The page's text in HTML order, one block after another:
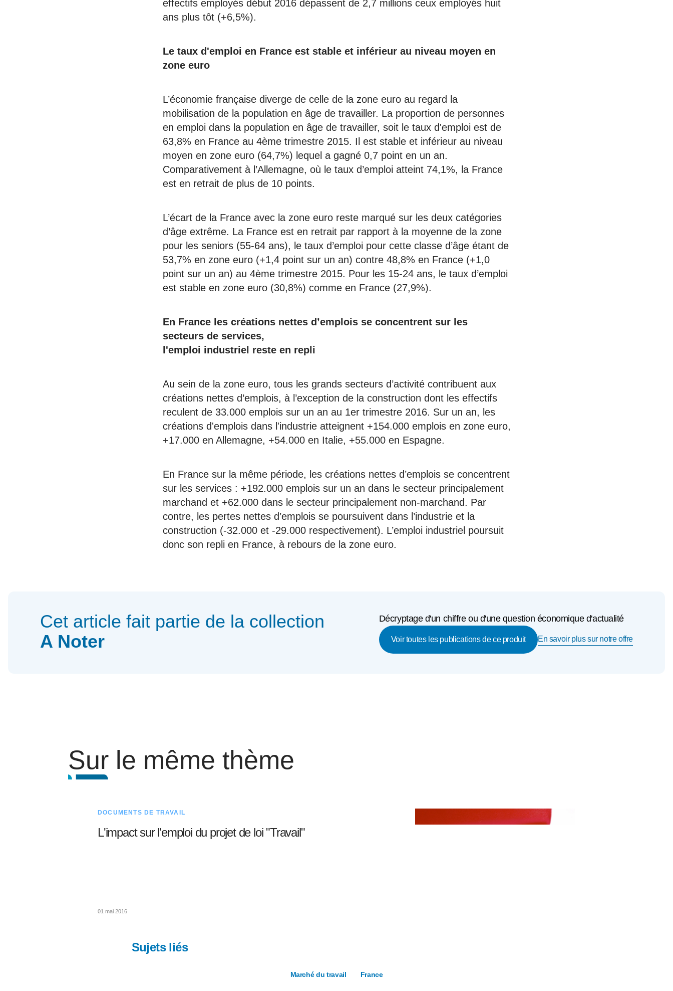
effectifs employés début 2016 dépassent de 2,7 millions ceux employés huit
ans plus tôt (+6,5%).
Le taux d'emploi en France est stable et inférieur au niveau moyen en
zone euro
L’économie française diverge de celle de la zone euro au regard la
mobilisation de la population en âge de travailler. La proportion de personnes
en emploi dans la population en âge de travailler, soit le taux d'emploi est de
63,8% en France au 4ème trimestre 2015. Il est stable et inférieur au niveau
moyen en zone euro (64,7%) lequel a gagné 0,7 point en un an.
Comparativement à l’Allemagne, où le taux d’emploi atteint 74,1%, la France
est en retrait de plus de 10 points.
L’écart de la France avec la zone euro reste marqué sur les deux catégories
d’âge extrême. La France est en retrait par rapport à la moyenne de la zone
pour les seniors (55-64 ans), le taux d’emploi pour cette classe d’âge étant de
53,7% en zone euro (+1,4 point sur un an) contre 48,8% en France (+1,0
point sur un an) au 4ème trimestre 2015. Pour les 15-24 ans, le taux d’emploi
est stable en zone euro (30,8%) comme en France (27,9%).
En France les créations nettes d’emplois se concentrent sur les
secteurs de services,
l'emploi industriel reste en repli
Au sein de la zone euro, tous les grands secteurs d’activité contribuent aux
créations nettes d’emplois, à l’exception de la construction dont les effectifs
reculent de 33.000 emplois sur un an au 1er trimestre 2016. Sur un an, les
créations d'emplois dans l'industrie atteignent +154.000 emplois en zone euro,
+17.000 en Allemagne, +54.000 en Italie, +55.000 en Espagne.
En France sur la même période, les créations nettes d’emplois se concentrent
sur les services : +192.000 emplois sur un an dans le secteur principalement
marchand et +62.000 dans le secteur principalement non-marchand. Par
contre, les pertes nettes d’emplois se poursuivent dans l’industrie et la
construction (-32.000 et -29.000 respectivement). L’emploi industriel poursuit
donc son repli en France, à rebours de la zone euro.
Cet article fait partie de la collection
A Noter
Décryptage d'un chiffre ou d'une question économique d'actualité
Voir toutes les publications de ce produit En savoir plus sur notre offre
Sur le même thème
DOCUMENTS DE TRAVAIL
L'impact sur l'emploi du projet de loi "Travail"
01 mai 2016
Sujets liés
Marché du travail France